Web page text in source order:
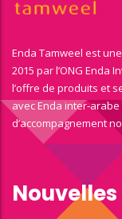
Enda Tamweel est
2015 par l’ONG Enda
l’offre de produits et
avec Enda inter-
d’accompagnement